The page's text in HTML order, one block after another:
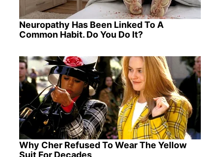
Neuropathy Has Been Linked To A
Common Habit. Do You Do It?
Why Cher Refused To Wear The Yellow
Suit For Decades